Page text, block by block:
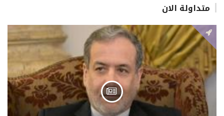
متداولة الان